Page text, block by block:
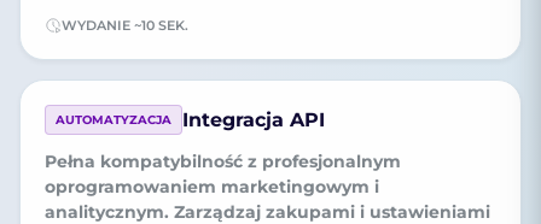
WYDANIE ~10 SEK.
AUTOMATYZACJA Integracja API
Pełna kompatybilność z profesjonalnym
oprogramowaniem marketingowym i
analitycznym. Zarządzaj zakupami i ustawieniami